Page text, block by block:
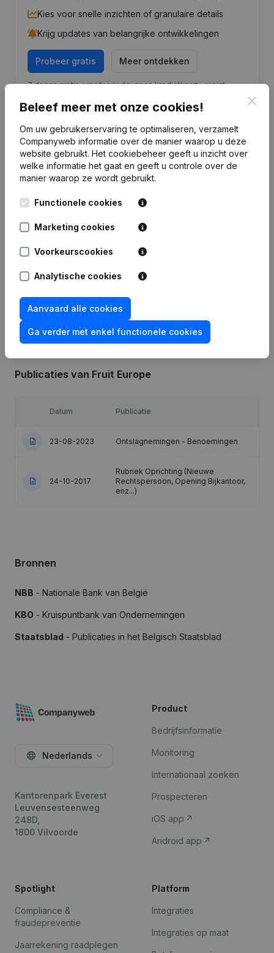
Kies voor snelle inzichten of granulaire details
Krijg updates van belangrijke ontwikkelingen
Probeer gratis Meer ontdekken
7 dagen gratis proefperiode, geen kredietkaart vereist.
Financiële gegevensvan Fruit Europe
2021 2020
Winst/Verlies €-3.399 €7.760
vermogen
Publicaties van Fruit Europe
Datum Publicatie
23-08-2023 Ontslagnemingen - Benoemingen
24-10-2017
Rubriek Oprichting (Nieuwe
Rechtspersoon, Opening Bijkantoor,
enz...)
Bronnen
NBB - Nationale Bank van België
KBO - Kruispuntbank van Ondernemingen
Staatsblad - Publicaties in het Belgisch Staatsblad
Beleef meer met onze cookies!
Om uw gebruikerservaring te optimaliseren, verzamelt
Companyweb informatie over de manier waarop u deze
website gebruikt. Het cookiebeheer geeft u inzicht over
welke informatie het gaat en geeft u controle over de
manier waarop ze wordt gebruikt.
Functionele cookies
Marketing cookies
Voorkeurscookies
Analytische cookies
Aanvaard alle cookies
Ga verder met enkel functionele cookies
Nederlands
Kantorenpark Everest
Leuvensesteenweg
248D,
1800 Vilvoorde
Product
Bedrijfsinformatie
Monitoring
Internationaal zoeken
Prospecteren
iOS app
Android app
Spotlight
Compliance &
fraudepreventie
Jaarrekening raadplegen
Platform
Integraties
Integraties op maat